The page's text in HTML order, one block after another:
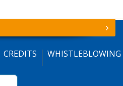
CREDITS WHISTLEBLOWING